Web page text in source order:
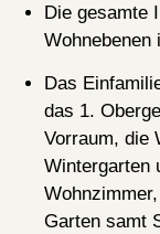
Die gesamte
Wohnebenen
Das
das 1.
Vorraum, die
Wintergarten
Garten samt